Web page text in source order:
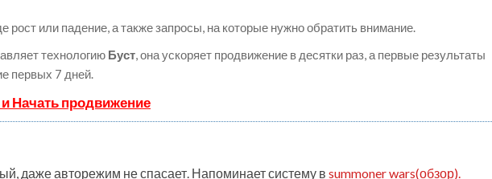
рост или падение, а также запросы, на которые нужно обратить внимание.
технологию Буст, она ускоряет продвижение в десятки раз, а первые результаты
первых 7 дней.
Начать продвижение
даже авторежим не спасает. Напоминает систему в summoner wars(обзор).